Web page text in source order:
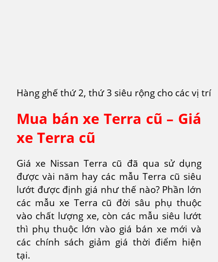
Hàng ghế thứ 2, thứ 3 siêu rộng cho các vị trí
Mua bán xe Terra cũ – Giá
xe Terra cũ
Giá xe Nissan Terra cũ đã qua sử dụng
được vài năm hay các mẫu Terra cũ siêu
lướt được định giá như thế nào? Phần lớn
các mẫu xe Terra cũ đời sâu phụ thuộc
vào chất lượng xe, còn các mẫu siêu lướt
thì phụ thuộc lớn vào giá bán xe mới và
các chính sách giảm giá thời điểm hiện
tại.